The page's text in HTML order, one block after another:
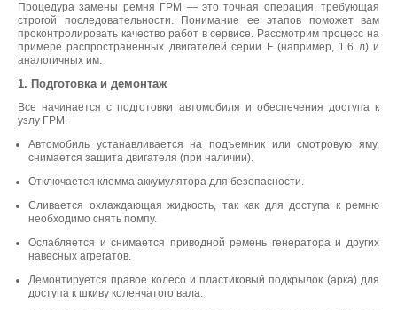
Процедура замены ремня ГРМ — это точная операция, требующая
строгой последовательности. Понимание ее этапов поможет вам
проконтролировать качество работ в сервисе. Рассмотрим процесс на
примере распространенных двигателей серии F (например, 1.6 л) и
аналогичных им.
1. Подготовка и демонтаж
Все начинается с подготовки автомобиля и обеспечения доступа к
узлу ГРМ.
Автомобиль устанавливается на подъемник или смотровую яму,
снимается защита двигателя (при наличии).
Отключается клемма аккумулятора для безопасности.
Сливается охлаждающая жидкость, так как для доступа к ремню
необходимо снять помпу.
Ослабляется и снимается приводной ремень генератора и других
навесных агрегатов.
Демонтируется правое колесо и пластиковый подкрылок (арка) для
доступа к шкиву коленчатого вала.